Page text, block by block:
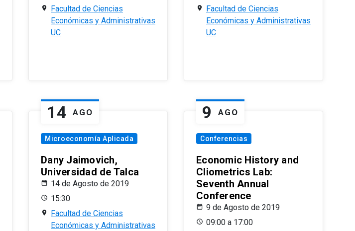
Facultad de Ciencias
Económicas y Administrativas
UC
Facultad de Ciencias
Económicas y Administrativas
UC
14 AGO
Microeconomía Aplicada
Dany Jaimovich,
Universidad de Talca
14 de Agosto de 2019
15:30
Facultad de Ciencias
Económicas y Administrativas
9 AGO
Conferencias
Economic History and
Cliometrics Lab:
Seventh Annual
Conference
9 de Agosto de 2019
09:00 a 17:00